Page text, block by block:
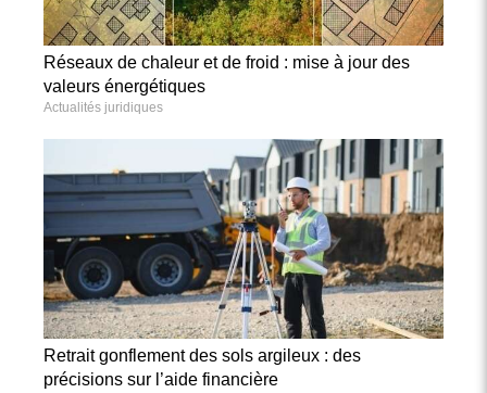
Réseaux de chaleur et de froid : mise à jour des
valeurs énergétiques
Actualités juridiques
Retrait gonflement des sols argileux : des
précisions sur l’aide financière